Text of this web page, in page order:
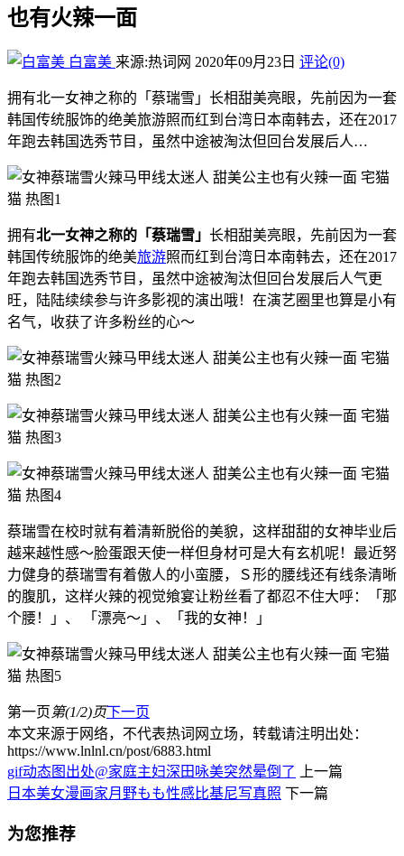
也有火辣一面
白富美 来源:热词网 2020年09月23日 评论(0)
拥有北一女神之称的「蔡瑞雪」长相甜美亮眼，先前因为一套
韩国传统服饰的绝美旅游照而红到台湾日本南韩去，还在2017
年跑去韩国选秀节目，虽然中途被淘汰但回台发展后人…
拥有北一女神之称的「蔡瑞雪」 长相甜美亮眼，先前因为一套
韩国传统服饰的绝美旅游照而红到台湾日本南韩去，还在2017
年跑去韩国选秀节目，虽然中途被淘汰但回台发展后人气更
旺，陆陆续续参与许多影视的演出哦！在演艺圈里也算是小有
名气，收获了许多粉丝的心～
蔡瑞雪在校时就有着清新脱俗的美貌，这样甜甜的女神毕业后
越来越性感～脸蛋跟天使一样但身材可是大有玄机呢！最近努
力健身的蔡瑞雪有着傲人的小蛮腰，Ｓ形的腰线还有线条清晰
的腹肌，这样火辣的视觉飨宴让粉丝看了都忍不住大呼：「那
个腰！」、 「漂亮～」、「我的女神！」
第一页 第(1/2)页下一页
本文来源于网络，不代表热词网立场，转载请注明出处：
https://www.lnlnl.cn/post/6883.html
gif动态图出处@家庭主妇深田咏美突然晕倒了
上一篇
日本美女漫画家月野もも性感比基尼写真照 下一篇
为您推荐